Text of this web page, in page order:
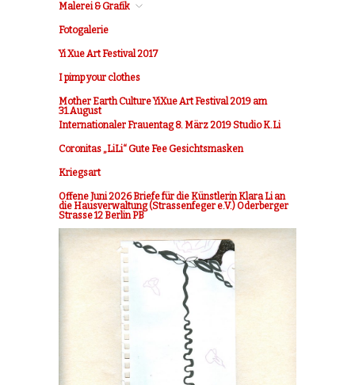
Malerei & Grafik
Fotogalerie
Yi Xue Art Festival 2017
I pimp your clothes
Mother Earth Culture YiXue Art Festival 2019 am
31.August
Internationaler Frauentag 8. März 2019 Studio K.Li
Coronitas „LiLi“ Gute Fee Gesichtsmasken
Kriegsart
Offene Juni 2026 Briefe für die Künstlerin Klara Li an
die Hausverwaltung (Strassenfeger e.V.) Oderberger
Strasse 12 Berlin PB